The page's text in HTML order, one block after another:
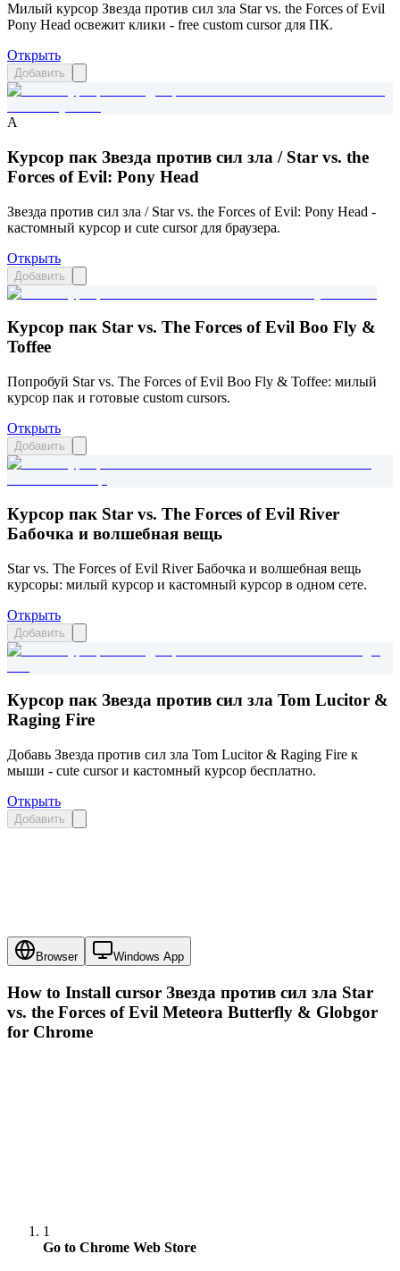
Милый курсор Звезда против сил зла Star vs. the Forces of Evil
Pony Head освежит клики - free custom cursor для ПК.
Открыть
Добавить
A
Курсор пак Звезда против сил зла / Star vs. the
Forces of Evil: Pony Head
Звезда против сил зла / Star vs. the Forces of Evil: Pony Head -
кастомный курсор и cute cursor для браузера.
Открыть
Добавить
Курсор пак Star vs. The Forces of Evil Boo Fly &
Toffee
Попробуй Star vs. The Forces of Evil Boo Fly & Toffee: милый
курсор пак и готовые custom cursors.
Открыть
Добавить
Курсор пак Star vs. The Forces of Evil River
Бабочка и волшебная вещь
Star vs. The Forces of Evil River Бабочка и волшебная вещь
курсоры: милый курсор и кастомный курсор в одном сете.
Открыть
Добавить
Курсор пак Звезда против сил зла Tom Lucitor &
Raging Fire
Добавь Звезда против сил зла Tom Lucitor & Raging Fire к
мыши - cute cursor и кастомный курсор бесплатно.
Открыть
Добавить
Browser Windows App
How to Install cursor Звезда против сил зла Star
vs. the Forces of Evil Meteora Butterfly & Globgor
for Chrome
1
Go to Chrome Web Store